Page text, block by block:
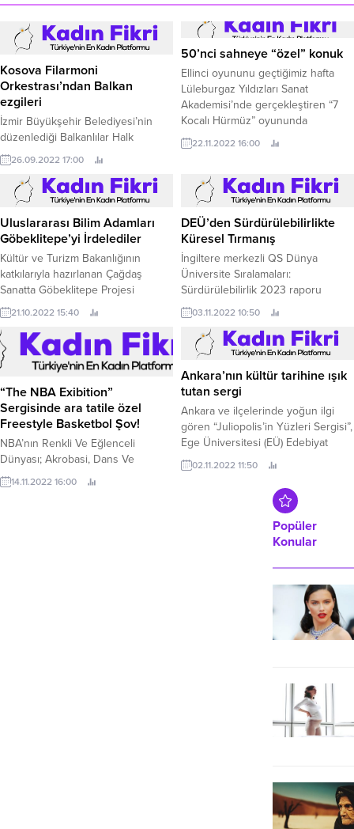
Kosova Filarmoni
Orkestrası’ndan Balkan
ezgileri
İzmir Büyükşehir Belediyesi’nin
düzenlediği Balkanlılar Halk
Dansları ve Kültür Festivali
kapsamında Kosova Filarmoni
Orkestrası Ahmed Adnan Saygun
Sanat Merkezi’nde sanatseverlerle
buluştu.
26.09.2022 17:00
50’nci sahneye “özel” konuk
Ellinci oyununu geçtiğimiz hafta
Lüleburgaz Yıldızları Sanat
Akademisi’nde gerçekleştiren “7
Kocalı Hürmüz” oyununda
delesyon sendromlu özel çocuk
Sümeyye Yavuz da yer aldı.
22.11.2022 16:00
Uluslararası Bilim Adamları
Göbeklitepe’yi İrdelediler
Kültür ve Turizm Bakanlığının
katkılarıyla hazırlanan Çağdaş
Sanatta Göbeklitepe Projesi
kapsamında bir dizi etkinlikler
düzenlendi.
21.10.2022 15:40
DEÜ’den Sürdürülebilirlikte
Küresel Tırmanış
İngiltere merkezli QS Dünya
Üniversite Sıralamaları:
Sürdürülebilirlik 2023 raporu
sonuçları yayınlandı.
03.11.2022 10:50
“The NBA Exibition”
Sergisinde ara tatile özel
Freestyle Basketbol Şov!
NBA’nın Renkli Ve Eğlenceli
Dünyası; Akrobasi, Dans Ve
Basketbol Temelli Gösteri İle
Ziyaretçilerine Unutulmaz Bir Şov
14.11.2022 16:00
Ankara’nın kültür tarihine ışık
tutan sergi
Ankara ve ilçelerinde yoğun ilgi
gören “Juliopolis’in Yüzleri Sergisi”,
Ege Üniversitesi (EÜ) Edebiyat
Fakültesi Arkeoloji Bölümü
desteğiyle İzmir halkı ile buluştu.
02.11.2022 11:50
Popüler
Konular